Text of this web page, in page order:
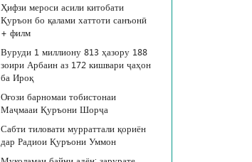
Ҳифзи мероси асили китобати
Қуръон бо қалами хаттоти санъонӣ
+ филм
Вуруди 1 миллиону 813 ҳазору 188
зоири Арбаин аз 172 кишвари ҷаҳон
ба Ироқ
Оғози барномаи тобистонаи
Маҷмааи Қуръони Шорҷа
Сабти тиловати мурраттали қориён
дар Радиои Қуръони Уммон